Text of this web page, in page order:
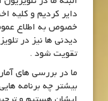
دایر کردیم و کلیه
خصوص به اطلاع
دیدنی ها نیز در
تقویت شود .
ما در بررسی های
بیشتر چه برنامه